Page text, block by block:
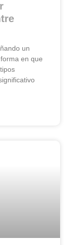
un
en que